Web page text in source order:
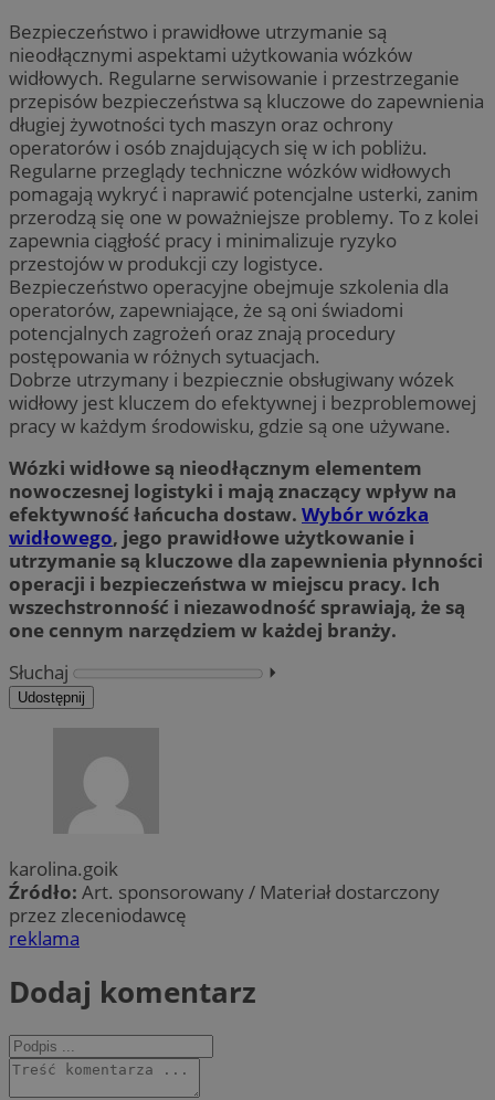
Bezpieczeństwo i prawidłowe utrzymanie są
nieodłącznymi aspektami użytkowania wózków
widłowych. Regularne serwisowanie i przestrzeganie
przepisów bezpieczeństwa są kluczowe do zapewnienia
długiej żywotności tych maszyn oraz ochrony
operatorów i osób znajdujących się w ich pobliżu.
Regularne przeglądy techniczne wózków widłowych
pomagają wykryć i naprawić potencjalne usterki, zanim
przerodzą się one w poważniejsze problemy. To z kolei
zapewnia ciągłość pracy i minimalizuje ryzyko
przestojów w produkcji czy logistyce.
Bezpieczeństwo operacyjne obejmuje szkolenia dla
operatorów, zapewniające, że są oni świadomi
potencjalnych zagrożeń oraz znają procedury
postępowania w różnych sytuacjach.
Dobrze utrzymany i bezpiecznie obsługiwany wózek
widłowy jest kluczem do efektywnej i bezproblemowej
pracy w każdym środowisku, gdzie są one używane.
Wózki widłowe są nieodłącznym elementem
nowoczesnej logistyki i mają znaczący wpływ na
efektywność łańcucha dostaw. Wybór wózka
widłowego, jego prawidłowe użytkowanie i
utrzymanie są kluczowe dla zapewnienia płynności
operacji i bezpieczeństwa w miejscu pracy. Ich
wszechstronność i niezawodność sprawiają, że są
one cennym narzędziem w każdej branży.
Słuchaj
⏵︎
Udostępnij
karolina.goik
Źródło: Art. sponsorowany / Materiał dostarczony
przez zleceniodawcę
reklama
Dodaj komentarz